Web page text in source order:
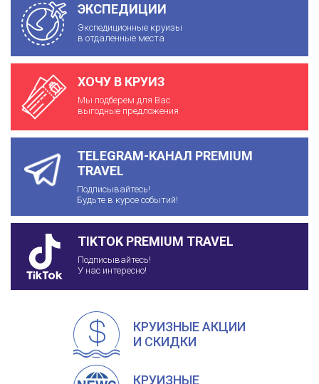
ЭКСПЕДИЦИИ
Экспедиционные круизы
в отдаленные места
ХОЧУ В КРУИЗ
Мы подберем для Вас
выгодные предложения
TELEGRAM-КАНАЛ PREMIUM
TRAVEL
Подписывайтесь!
Будьте в курсе событий!
TIKTOK PREMIUM TRAVEL
Подписывайтесь!
У нас интересно!
КРУИЗНЫЕ АКЦИИ
И СКИДКИ
КРУИЗНЫЕ